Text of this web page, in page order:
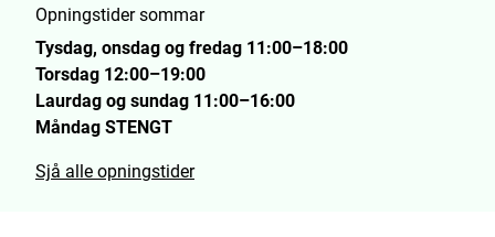
Opningstider sommar
Tysdag, onsdag og fredag 11:00–18:00
Torsdag 12:00–19:00
Laurdag og sundag 11:00–16:00
Måndag STENGT
Sjå alle opningstider